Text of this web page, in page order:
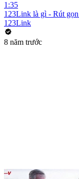
1:35
123Link là gì - Rút
123Link
8 năm trước